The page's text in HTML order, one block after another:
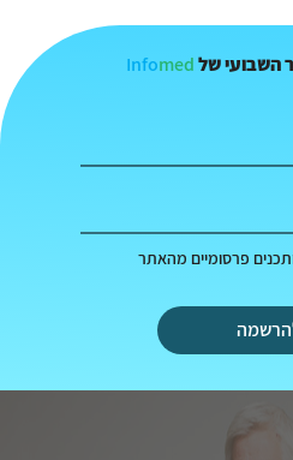
השבועי של Infomed
פרסומיים מהאתר